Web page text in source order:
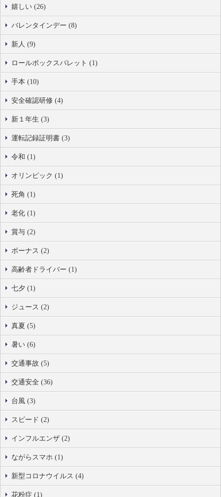
嬉しい (26)
バレンタインデー (8)
新人 (9)
ロールボックスパレット (1)
手本 (10)
安全確認研修 (4)
新１年生 (3)
運転記録証明書 (3)
令和 (1)
オリンピック (1)
死角 (1)
老化 (1)
賞与 (2)
ボーナス (2)
高齢者ドライバー (1)
七夕 (1)
ジュース (2)
真夏 (5)
暑い (6)
交通事故 (5)
交通安全 (36)
台風 (3)
スピード (2)
インフルエンザ (2)
ながらスマホ (1)
新型コロナウイルス (4)
花粉症 (1)